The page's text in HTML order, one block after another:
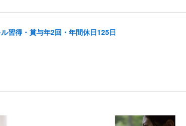
習得・賞与年2回・年間休日125日